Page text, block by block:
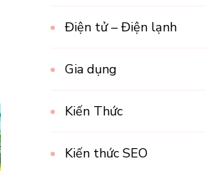
Điện tử – Điện lạnh
Gia dụng
Kiến Thức
Kiến thức SEO